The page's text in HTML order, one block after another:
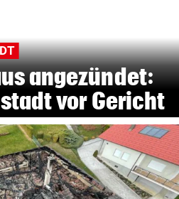
angezündet:
vor Gericht